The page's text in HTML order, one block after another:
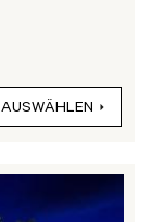
AUSWÄHLEN